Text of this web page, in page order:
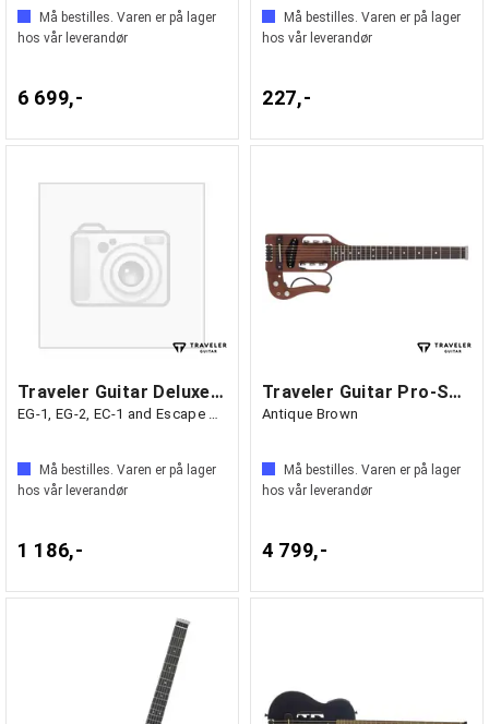
Må bestilles. Varen er på lager
hos vår leverandør
6 699,-
Må bestilles. Varen er på lager
hos vår leverandør
227,-
Traveler Guitar Deluxe Gig Bag
EG-1, EG-2, EC-1 and Escape Series
Må bestilles. Varen er på lager
hos vår leverandør
1 186,-
Traveler Guitar Pro-Series
Antique Brown
Må bestilles. Varen er på lager
hos vår leverandør
4 799,-